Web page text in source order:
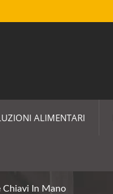
ALIMENTARI
Chiavi In Mano